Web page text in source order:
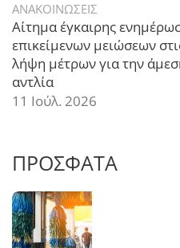
ΑΝΑΚΟΙΝΩΣΕΙΣ
Αίτημα έγκαιρης
επικείμενων μειώσεων
λήψη μέτρων για την
αντλία
11 Ιούλ. 2026
ΠΡΟΣΦΑΤΑ